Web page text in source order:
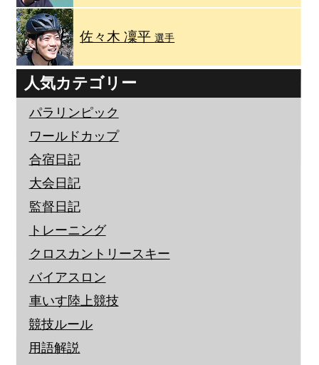
佐々木 凜平選手
人気カテゴリー
パラリンピック
ワールドカップ
合宿日記
大会日記
監督日記
トレーニング
クロスカントリースキー
バイアスロン
車いす陸上競技
競技ルール
用語解説